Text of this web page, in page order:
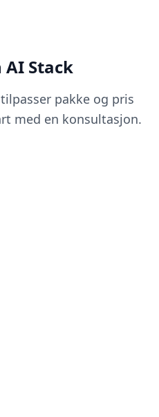
AI Stack
pakke og pris
med en konsultasjon.